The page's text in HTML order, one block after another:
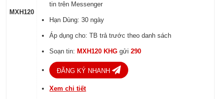
MXH120
tin trên Messenger
Hạn Dùng: 30 ngày
Áp dụng cho: TB trả trước theo danh sách
Soạn tin: MXH120 KHGgửi290
ĐĂNG KÝ NHANH
Xem chi tiết